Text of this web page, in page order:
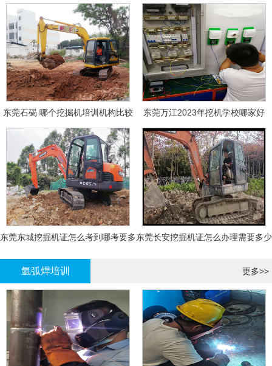
东莞石碣 哪个挖掘机培训机构比较
好?
东莞万江2023年挖机学校哪家好
东莞东城挖掘机证怎么考到哪考要多东莞长安挖掘机证怎么办理需要多少
氩弧焊培训 更多>>